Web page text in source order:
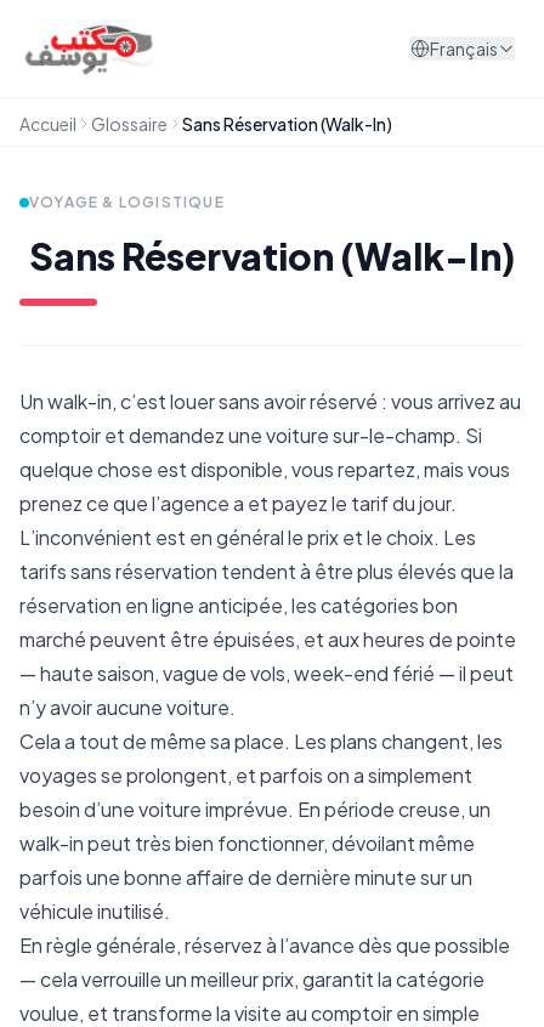
Français
Accueil Glossaire Sans Réservation (Walk-In)
VOYAGE & LOGISTIQUE
Sans Réservation (Walk-In)
Un walk-in, c’est louer sans avoir réservé : vous arrivez au
comptoir et demandez une voiture sur-le-champ. Si
quelque chose est disponible, vous repartez, mais vous
prenez ce que l’agence a et payez le tarif du jour.
L’inconvénient est en général le prix et le choix. Les
tarifs sans réservation tendent à être plus élevés que la
réservation en ligne anticipée, les catégories bon
marché peuvent être épuisées, et aux heures de pointe
— haute saison, vague de vols, week-end férié — il peut
n’y avoir aucune voiture.
Cela a tout de même sa place. Les plans changent, les
voyages se prolongent, et parfois on a simplement
besoin d’une voiture imprévue. En période creuse, un
walk-in peut très bien fonctionner, dévoilant même
parfois une bonne affaire de dernière minute sur un
véhicule inutilisé.
En règle générale, réservez à l’avance dès que possible
— cela verrouille un meilleur prix, garantit la catégorie
voulue, et transforme la visite au comptoir en simple